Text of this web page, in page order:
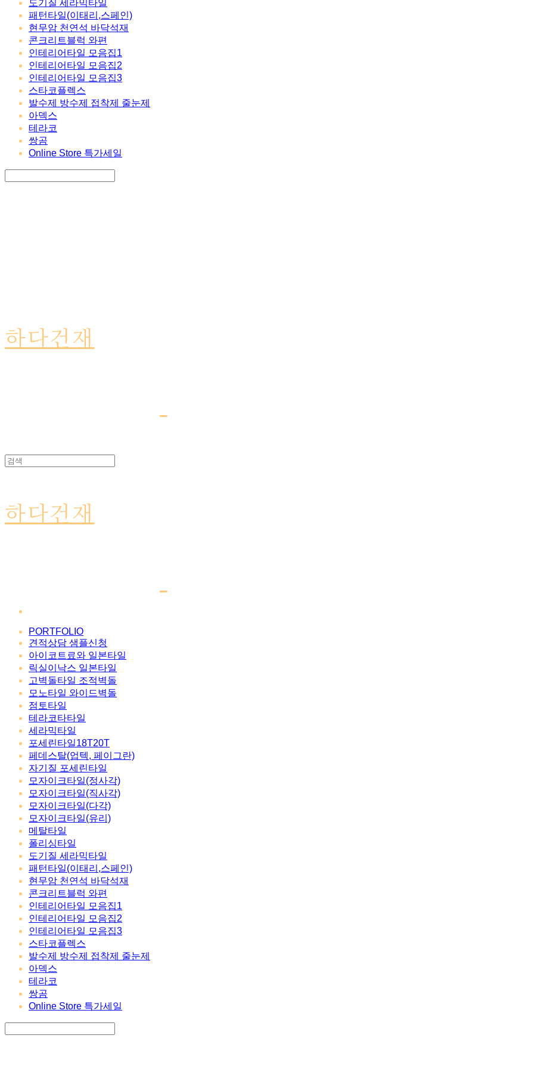
도기질 세라믹타일
패턴타일(이태리,스페인)
현무암 천연석 바닥석재
콘크리트블럭 와편
인테리어타일 모음집1
인테리어타일 모음집2
인테리어타일 모음집3
스타코플렉스
발수제 방수제 접착제 줄눈제
아덱스
테라코
쌍곰
Online Store 특가세일
하다건재
하다건재
PORTFOLIO
견적상담 샘플신청
아이코트료와 일본타일
릭실이낙스 일본타일
고벽돌타일 조적벽돌
모노타일 와이드벽돌
점토타일
테라코타타일
세라믹타일
포세린타일18T20T
페데스탈(업텍, 페이그란)
자기질 포세린타일
모자이크타일(정사각)
모자이크타일(직사각)
모자이크타일(다각)
모자이크타일(유리)
메탈타일
폴리싱타일
도기질 세라믹타일
패턴타일(이태리,스페인)
현무암 천연석 바닥석재
콘크리트블럭 와편
인테리어타일 모음집1
인테리어타일 모음집2
인테리어타일 모음집3
스타코플렉스
발수제 방수제 접착제 줄눈제
아덱스
테라코
쌍곰
Online Store 특가세일